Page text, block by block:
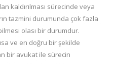
kaldırılması sürecinde veya
tazmini durumunda çok fazla
olası bir durumdur.
ve en doğru bir şekilde
bir avukat ile sürecin